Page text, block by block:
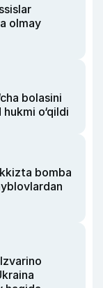
olmay
bolasini
o‘qildi
bomba